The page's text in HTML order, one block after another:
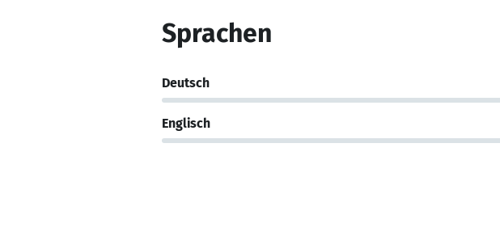
Sprachen
Deutsch
Englisch